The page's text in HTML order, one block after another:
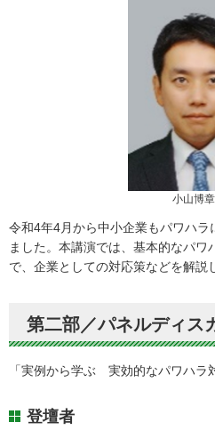
小山博
令和4年4月から中小企業もパワハラ
ました。本講演では、基本的なパ
で、企業としての対応策などを解説
第二部／パネルディス
「実例から学ぶ 実効的なパワハラ
登壇者